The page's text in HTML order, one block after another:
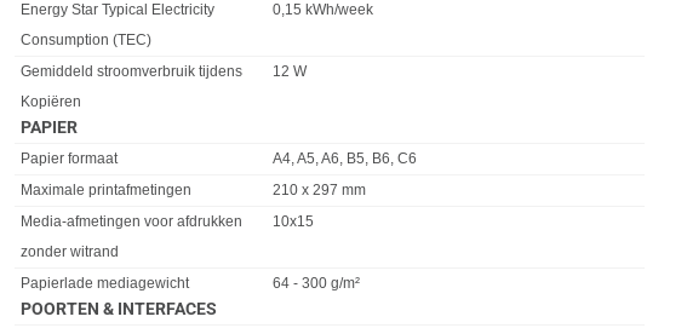
Energy Star Typical Electricity
Consumption (TEC)
0,15 kWh/week
Gemiddeld stroomverbruik tijdens
Kopiëren
12 W
PAPIER
Eigenschap Waarde
Papier formaat
A4, A5, A6, B5, B6, C6
Maximale printafmetingen
210 x 297 mm
Media-afmetingen voor afdrukken
zonder witrand
10x15
Papierlade mediagewicht 64 - 300 g/m²
POORTEN & INTERFACES